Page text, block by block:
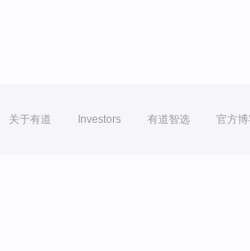
关于有道 Investors 有道智选 官方博